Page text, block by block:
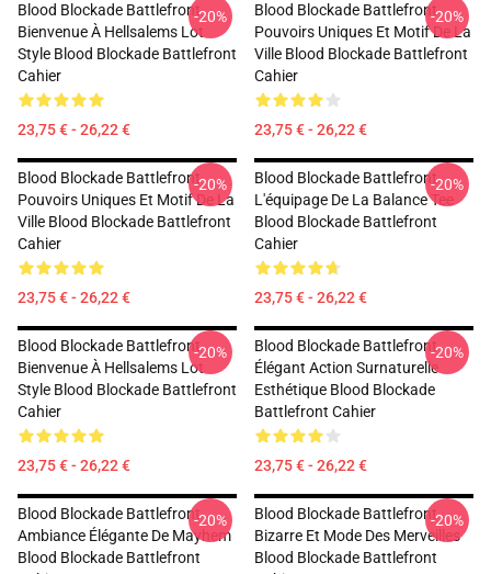
Blood Blockade Battlefront
Bienvenue À Hellsalems Lot
Style Blood Blockade Battlefront
Cahier
23,75 € - 26,22 €
-20%
Blood Blockade Battlefront
Pouvoirs Uniques Et Motif De La
Ville Blood Blockade Battlefront
Cahier
23,75 € - 26,22 €
-20%
Blood Blockade Battlefront
Pouvoirs Uniques Et Motif De La
Ville Blood Blockade Battlefront
Cahier
23,75 € - 26,22 €
-20%
Blood Blockade Battlefront
L'équipage De La Balance Tee
Blood Blockade Battlefront
Cahier
23,75 € - 26,22 €
-20%
Blood Blockade Battlefront
Bienvenue À Hellsalems Lot
Style Blood Blockade Battlefront
Cahier
23,75 € - 26,22 €
-20%
Blood Blockade Battlefront
Élégant Action Surnaturelle
Esthétique Blood Blockade
Battlefront Cahier
23,75 € - 26,22 €
-20%
Blood Blockade Battlefront
Ambiance Élégante De Mayhem
Blood Blockade Battlefront
-20%
Blood Blockade Battlefront
Bizarre Et Mode Des Merveilles
Blood Blockade Battlefront
-20%